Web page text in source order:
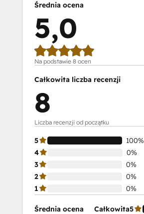
Średnia ocena
5,0
Na podstawie 8 ocen
Całkowita liczba recenzji
8
Liczba recenzji od początku
5
100%
4
0%
3
0%
2
0%
1
0%
Średnia ocena
Całkowita5